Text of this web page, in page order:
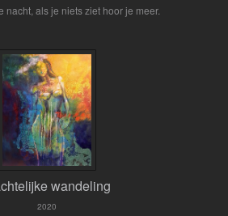
nacht, als je niets ziet hoor je meer.
wandeling
2020